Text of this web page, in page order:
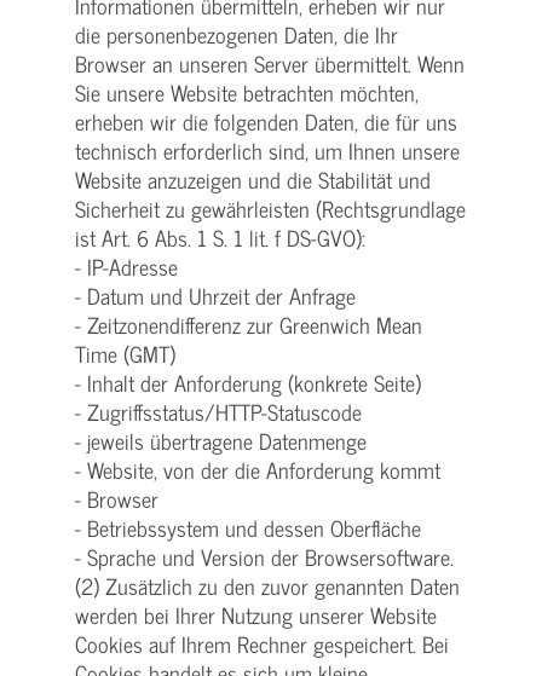
die personenbezogenen Daten, die Ihr
Browser an unseren Server übermittelt. Wenn
Sie unsere Website betrachten möchten,
erheben wir die folgenden Daten, die für uns
technisch erforderlich sind, um Ihnen unsere
Website anzuzeigen und die Stabilität und
Sicherheit zu gewährleisten (Rechtsgrundlage
ist Art. 6 Abs. 1 S. 1 lit. f DS-GVO):
- IP-Adresse
- Datum und Uhrzeit der Anfrage
- Zeitzonendifferenz zur Greenwich Mean
Time (GMT)
- Inhalt der Anforderung (konkrete Seite)
- Zugriffsstatus/HTTP-Statuscode
- jeweils übertragene Datenmenge
- Website, von der die Anforderung kommt
- Browser
- Betriebssystem und dessen Oberfläche
- Sprache und Version der Browsersoftware.
(2) Zusätzlich zu den zuvor genannten Daten
werden bei Ihrer Nutzung unserer Website
Cookies auf Ihrem Rechner gespeichert. Bei